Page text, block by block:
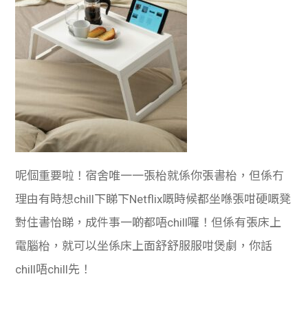
呢個重要啦！宿舍唯一一張枱就係你張書枱，但係冇
理由有時想chill下睇下Netflix嘅時候都坐喺張咁硬嘅凳
對住書怡睇，成件事一啲都唔chill囉！但係有張床上
電腦枱，就可以坐係床上面舒舒服服咁煲劇，你話
chill唔chill先！